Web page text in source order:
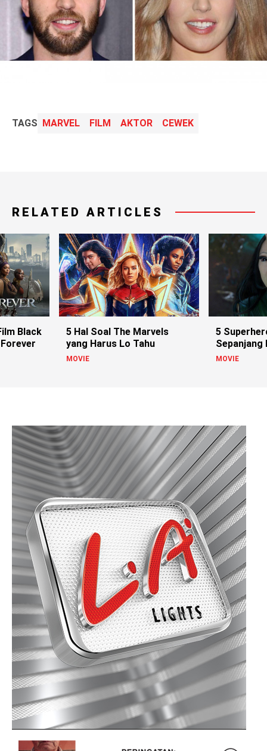
TAGS MARVEL FILM AKTOR CEWEK
RELATED ARTICLES
Black
5 Hal Soal The Marvels
yang Harus Lo Tahu
MOVIE
5
Sepanjang
MOVIE